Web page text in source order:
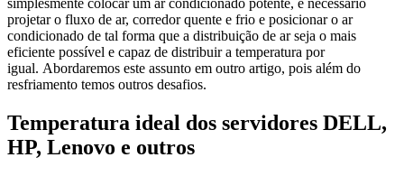
projetar o fluxo de ar, corredor quente e frio e posicionar o ar
condicionado de tal forma que a distribuição de ar seja o mais
eficiente possível e capaz de distribuir a temperatura por
igual. Abordaremos este assunto em outro artigo, pois além do
resfriamento temos outros desafios.
Temperatura ideal dos servidores DELL,
HP, Lenovo e outros